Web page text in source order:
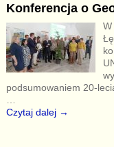
Konferencja o
W
podsumowaniem 20-
Czytaj dalej →